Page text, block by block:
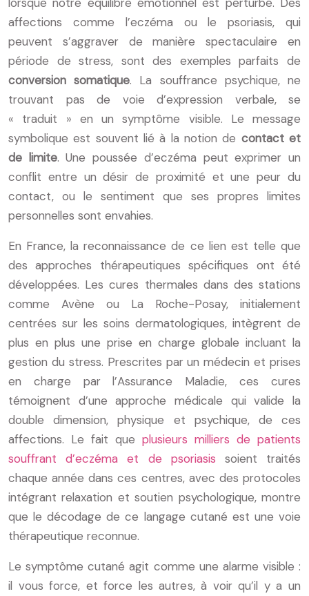
affections comme l’eczéma ou le psoriasis, qui
peuvent s’aggraver de manière spectaculaire en
période de stress, sont des exemples parfaits de
conversion somatique. La souffrance psychique, ne
trouvant pas de voie d’expression verbale, se
« traduit » en un symptôme visible. Le message
symbolique est souvent lié à la notion de contact et
de limite. Une poussée d’eczéma peut exprimer un
conflit entre un désir de proximité et une peur du
contact, ou le sentiment que ses propres limites
personnelles sont envahies.
En France, la reconnaissance de ce lien est telle que
des approches thérapeutiques spécifiques ont été
développées. Les cures thermales dans des stations
comme Avène ou La Roche-Posay, initialement
centrées sur les soins dermatologiques, intègrent de
plus en plus une prise en charge globale incluant la
gestion du stress. Prescrites par un médecin et prises
en charge par l’Assurance Maladie, ces cures
témoignent d’une approche médicale qui valide la
double dimension, physique et psychique, de ces
affections. Le fait que plusieurs milliers de patients
souffrant d’eczéma et de psoriasis soient traités
chaque année dans ces centres, avec des protocoles
intégrant relaxation et soutien psychologique, montre
que le décodage de ce langage cutané est une voie
thérapeutique reconnue.
Le symptôme cutané agit comme une alarme visible :
il vous force, et force les autres, à voir qu’il y a un